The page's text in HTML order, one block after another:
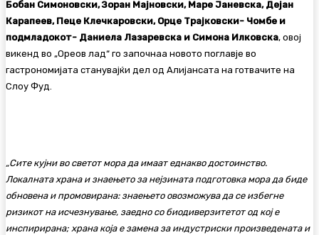
Бобан Симоновски, Зоран Мајновски, Маре Јаневска, Дејан
Карапеев, Пеце Клечкаровски, Орце Трајковски- Чомбе и
подмладокот- Даниела Лазаревска и Симона Илковска, овој
викенд во „Ореов лад“ го започнаа новото поглавје во
гастрономијата станувајќи дел од Алијансата на готвачите на
Слоу Фуд.
„Сите кујни во светот мора да имаат еднакво достоинство.
Локалната храна и знаењето за нејзината подготовка мора да биде
обновена и промовирана: знаењето овозможува да се избегне
ризикот на исчезнување, заедно со биодиверзитетот од кој е
инспирирана; храна која е замена за индустриски произведената и